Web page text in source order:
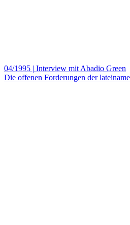
04/1995 | Interview mit Abadio Green
Die offenen Forderungen der